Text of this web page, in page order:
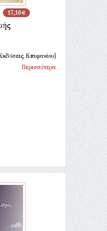
17,16€
Επιφανίου]
Περισσότερα